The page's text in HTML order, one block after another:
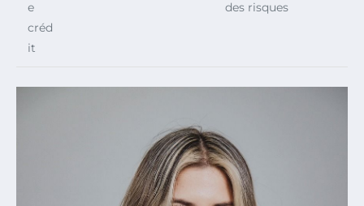
e
créd
it
des risques